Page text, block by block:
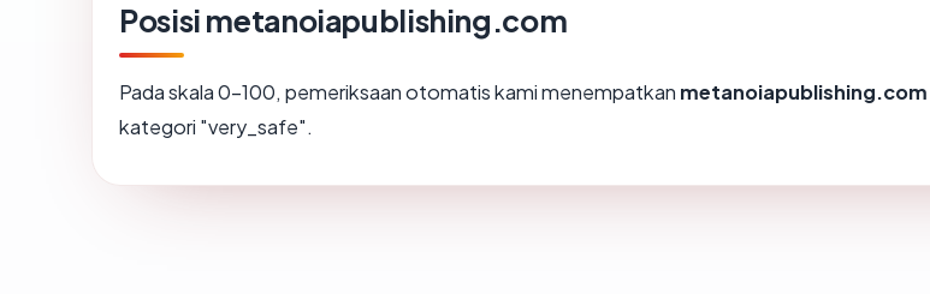
Posisi metanoiapublishing.com
Pada skala 0-100, pemeriksaan otomatis kami menempatkan metanoiapublishing.com
kategori "very_safe".